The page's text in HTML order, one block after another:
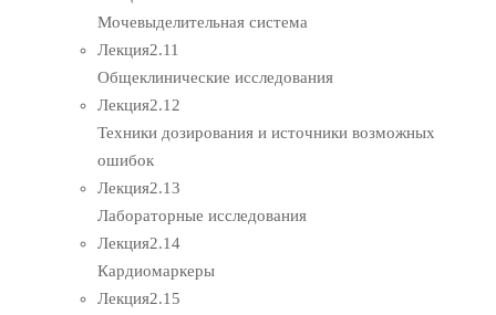
Мочевыделительная система
Лекция2.11
Общеклинические исследования
Лекция2.12
Техники дозирования и источники возможных
ошибок
Лекция2.13
Лабораторные исследования
Лекция2.14
Кардиомаркеры
Лекция2.15